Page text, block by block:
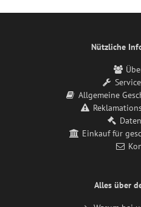
Nützliche
Allgemeine
Einkauf für
Alles über